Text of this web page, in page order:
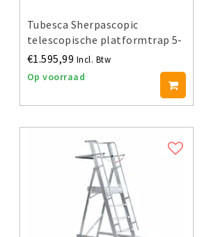
Tubesca Sherpascopic
telescopische platformtrap 5-
7 treden
€1.595,99 Incl. Btw
Op voorraad